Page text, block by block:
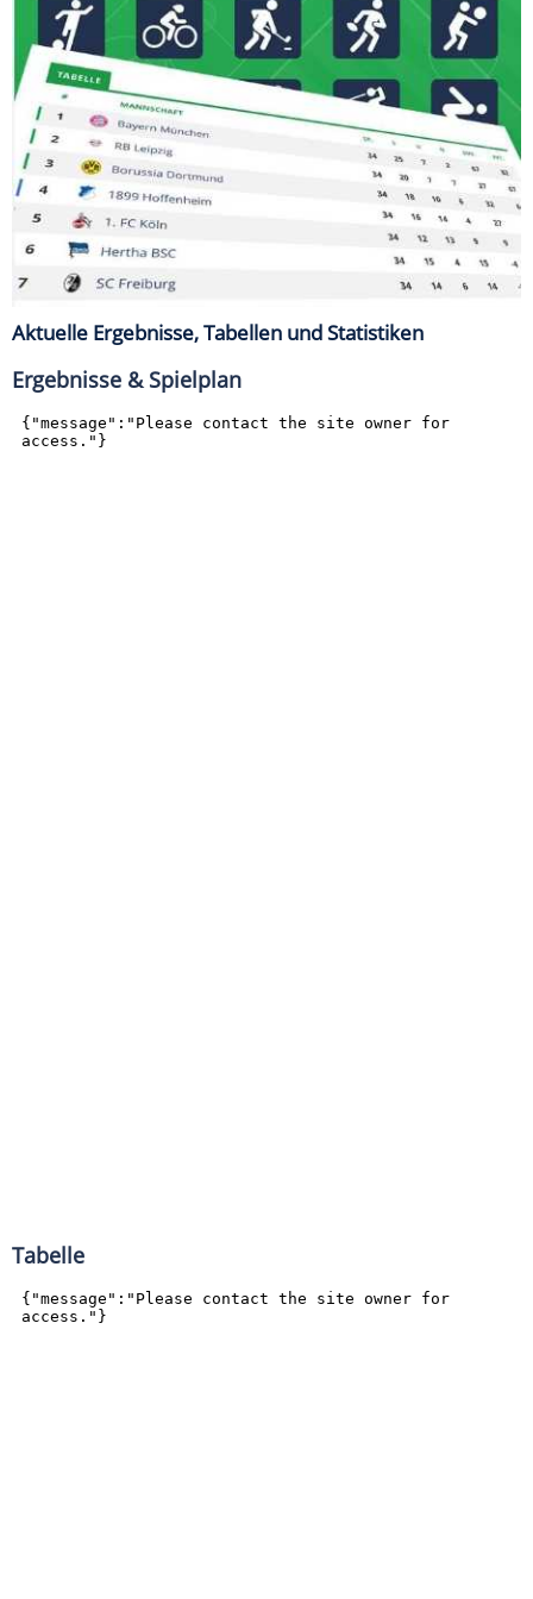
Aktuelle Ergebnisse, Tabellen und Statistiken
Ergebnisse & Spielplan
Tabelle